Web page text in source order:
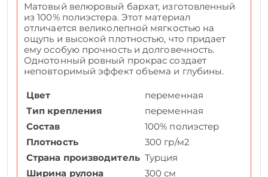
Матовый велюровый бархат, изготовленный
из 100% полиэстера. Этот материал
отличается великолепной мягкостью на
ощупь и высокой плотностью, что придает
ему особую прочность и долговечность.
Однотонный ровный прокрас создает
неповторимый эффект объема и глубины.
Цвет
переменная
Тип крепления
переменная
Состав
100% полиэстер
Плотность
300 гр/м2
Страна производитель Турция
Ширина рулона
300 см